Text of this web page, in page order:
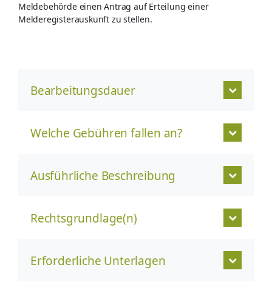
Meldebehörde einen Antrag auf Erteilung einer
Melderegisterauskunft zu stellen.
Bearbeitungsdauer
Welche Gebühren fallen an?
Ausführliche Beschreibung
Rechtsgrundlage(n)
Erforderliche Unterlagen